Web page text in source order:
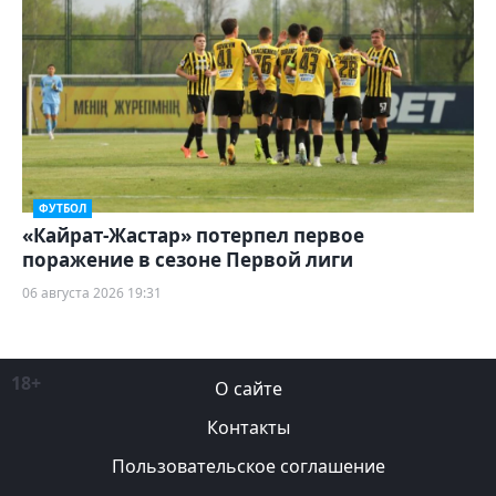
ФУТБОЛ
«Кайрат-Жастар» потерпел первое
поражение в сезоне Первой лиги
06 августа 2026 19:31
18+
О сайте
Контакты
Пользовательское соглашение